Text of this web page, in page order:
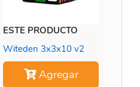
ESTE PRODUCTO
Witeden 3x3x10 v2
Agregar